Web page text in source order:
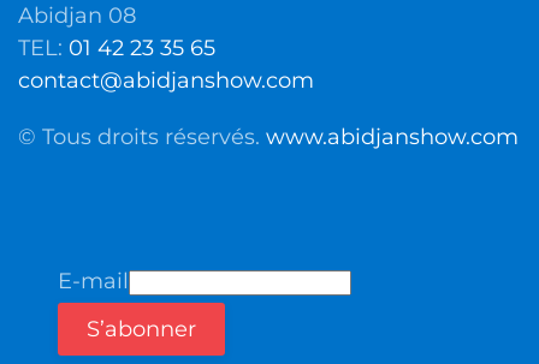
Abidjan 08
TEL: 01 42 23 35 65
contact@abidjanshow.com
© Tous droits réservés. www.abidjanshow.com
E-mail
S’abonner